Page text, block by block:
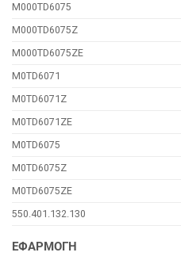
M000TD6075
M000TD6075Z
M000TD6075ZE
M0TD6071
M0TD6071Z
M0TD6071ZE
M0TD6075
M0TD6075Z
M0TD6075ZE
550.401.132.130
ΕΦΑΡΜΟΓΗ